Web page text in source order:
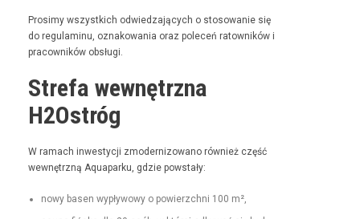
Prosimy wszys­t­kich odwiedza­ją­cych o stosowanie się
do reg­u­laminu, oznakowa­nia oraz pole­ceń ratown­ików i
pra­cown­ików obsługi.
Strefa wewnętrzna
H2Ostróg
W ramach inwest­y­cji zmod­ern­i­zowano również część
wewnętrzną Aqua­parku, gdzie powstały:
nowy basen wypły­wowy o powierzch­ni 100 m²,